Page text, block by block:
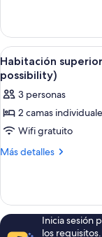
individuales
(extra
bed
possibility)
estándar
con
2
camas
individuales
(extra
bed
Ver
todas
las
fotos
de
Habitación
superior
camas
individuales
(extra
7
Habitación
possibility)
3 personas
2 camas
Wifi gratuito
Más detalles
Más
superior
con
2
Inicia sesión
los